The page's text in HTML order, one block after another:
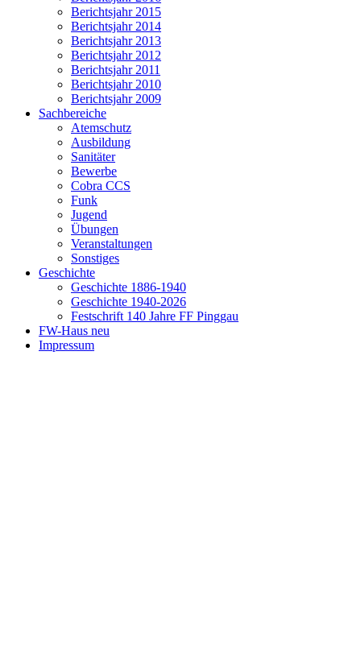
Berichtsjahr 2015
Berichtsjahr 2014
Berichtsjahr 2013
Berichtsjahr 2012
Berichtsjahr 2011
Berichtsjahr 2010
Berichtsjahr 2009
Sachbereiche
Atemschutz
Ausbildung
Sanitäter
Bewerbe
Cobra CCS
Funk
Jugend
Übungen
Veranstaltungen
Sonstiges
Geschichte
Geschichte 1886-1940
Geschichte 1940-2026
Festschrift 140 Jahre FF Pinggau
FW-Haus neu
Impressum